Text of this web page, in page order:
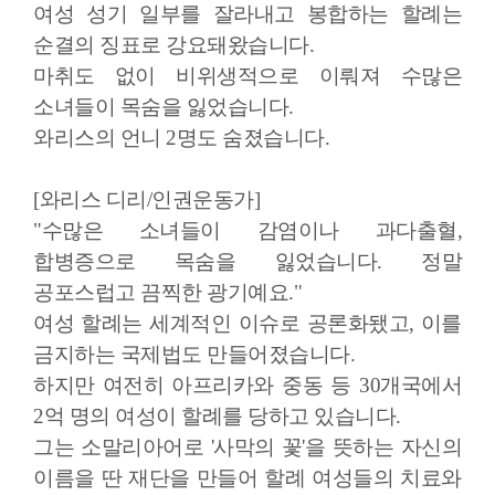
여성 성기 일부를 잘라내고 봉합하는 할례는
순결의 징표로 강요돼왔습니다.
마취도 없이 비위생적으로 이뤄져 수많은
소녀들이 목숨을 잃었습니다.
와리스의 언니 2명도 숨졌습니다.
[와리스 디리/인권운동가]
"수많은 소녀들이 감염이나 과다출혈,
합병증으로 목숨을 잃었습니다. 정말
공포스럽고 끔찍한 광기예요."
여성 할례는 세계적인 이슈로 공론화됐고, 이를
금지하는 국제법도 만들어졌습니다.
하지만 여전히 아프리카와 중동 등 30개국에서
2억 명의 여성이 할례를 당하고 있습니다.
그는 소말리아어로 '사막의 꽃'을 뜻하는 자신의
이름을 딴 재단을 만들어 할례 여성들의 치료와